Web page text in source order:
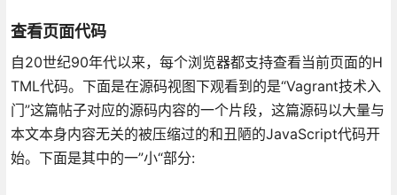
查看页面代码
自20世纪90年代以来，每个浏览器都支持查看当前页面的H
TML代码。下面是在源码视图下观看到的是“Vagrant技术入
门”这篇帖子对应的源码内容的一个片段，这篇源码以大量与
本文本身内容无关的被压缩过的和丑陋的JavaScript代码开
始。下面是其中的一”小“部分: